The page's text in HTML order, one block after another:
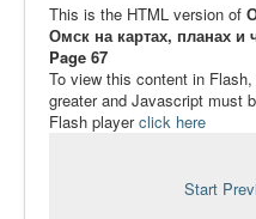
Видеоматериалы
Контакты
Сайт проекта
Ермаковополе.рф
This is the HTML version of
Омск на картах, планах и
Page 67
To view this content in
greater and Javascript must
Flash playerclick here
Start